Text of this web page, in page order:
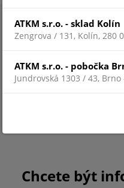
Chcete být
ATKM s.r.o. - sklad Kolín
Zengrova / 131, Kolín, 280
ATKM s.r.o. - pobočka
Jundrovská 1303 / 43,